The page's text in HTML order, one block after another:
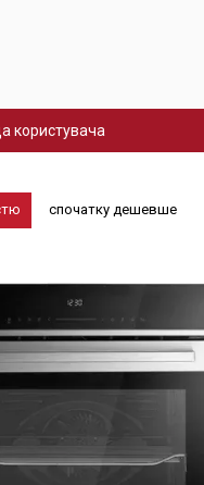
користувача
спочатку дешевше